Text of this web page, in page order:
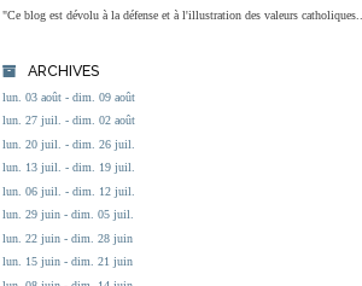
"Ce blog est dévolu à la défense et à l'illustration des valeurs catholiques...
ARCHIVES
lun. 03 août - dim. 09 août
lun. 27 juil. - dim. 02 août
lun. 20 juil. - dim. 26 juil.
lun. 13 juil. - dim. 19 juil.
lun. 06 juil. - dim. 12 juil.
lun. 29 juin - dim. 05 juil.
lun. 22 juin - dim. 28 juin
lun. 15 juin - dim. 21 juin